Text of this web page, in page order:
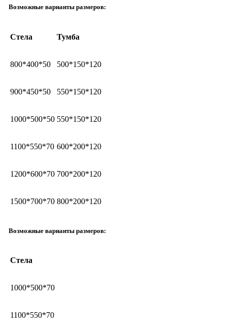
Возможные варианты размеров:
Стела Тумба
800*400*50 500*150*120
900*450*50 550*150*120
1000*500*50 550*150*120
1100*550*70 600*200*120
1200*600*70 700*200*120
1500*700*70 800*200*120
Возможные варианты размеров:
Стела
1000*500*70
1100*550*70